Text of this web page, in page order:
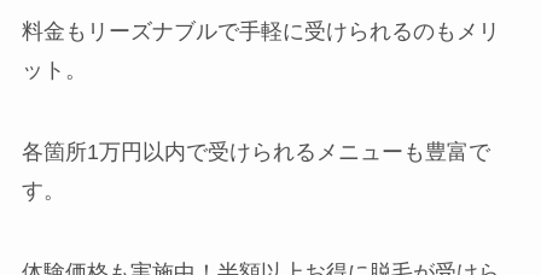
料金もリーズナブルで手軽に受けられるのもメリ
ット。
各箇所1万円以内で受けられるメニューも豊富で
す。